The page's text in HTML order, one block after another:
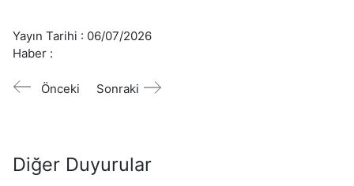
Yayın Tarihi : 06/07/2026
Haber :
Önceki Sonraki
Diğer Duyurular